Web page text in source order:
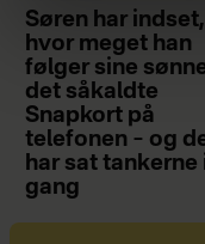
Søren har indset,
hvor meget han
følger sine
det såkaldte
Snapkort på
telefonen – og
har sat tankerne
gang